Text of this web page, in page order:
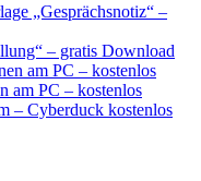
„Gesprächsnotiz“ –
– gratis Download
am PC – kostenlos
am PC – kostenlos
– Cyberduck kostenlos